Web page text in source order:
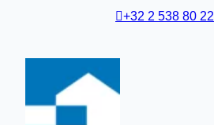
+32 2 538 80 22